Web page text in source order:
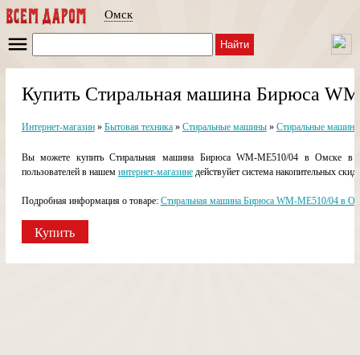
Омск
Найти
Купить Стиральная машина Бирюса
Интернет-магазин» Бытовая техника» Стиральные машины» Стиральные
Вы можете купить Стиральная машина Бирюса WM-ME510/04 в Омске в
пользователей в нашем интернет-магазинедействуйет система накопительных
Подробная информация о товаре: Стиральная машина Бирюса WM-ME510/04 в
Купить